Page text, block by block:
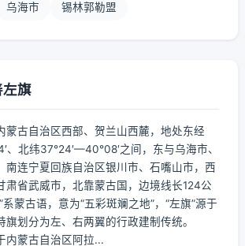
乌海市 锡林郭勒盟
左旗
蒙古自治区西部、贺兰山西麓，地处东经
、北纬37°24′—40°08′之间，东与乌海市、
南连宁夏回族自治区银川市、石嘴山市，西
肃省武威市，北靠蒙古国，边境线长124公
系蒙古语，意为“五彩斑斓之地”，“左旗”源于
旗划分为左、右两翼的行政建制传统。
内蒙古自治区阿拉...